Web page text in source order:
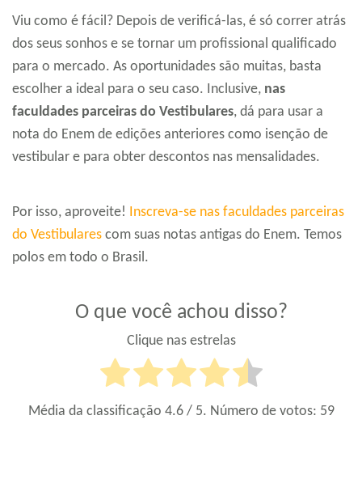
Viu como é fácil? Depois de verificá-las, é só correr atrás
dos seus sonhos e se tornar um profissional qualificado
para o mercado. As oportunidades são muitas, basta
escolher a ideal para o seu caso. Inclusive, nas
faculdades parceiras do Vestibulares, dá para usar a
nota do Enem de edições anteriores como isenção de
vestibular e para obter descontos nas mensalidades.
Por isso, aproveite! Inscreva-se nas faculdades parceiras
do Vestibulares com suas notas antigas do Enem. Temos
polos em todo o Brasil.
O que você achou disso?
Clique nas estrelas
Média da classificação 4.6/ 5. Número de votos: 59